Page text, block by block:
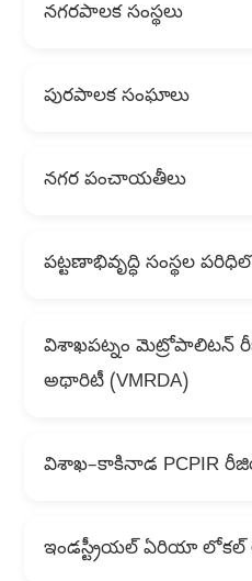
నగరపాలక సంస్థలు
పురపాలక సంఘాలు
నగర పంచాయతీలు
పట్టణాభివృద్ధి సంస్థల
విశాఖపట్నం మెట్రోపాలిటన్
అథారిటీ (VMRDA)
విశాఖ–కాకినాడ PCPIR
ఇండస్ట్రీయల్ ఏరియా లోకల్